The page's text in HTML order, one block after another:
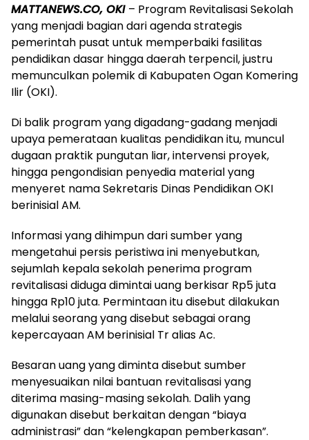
MATTANEWS.CO, OKI – Program Revitalisasi Sekolah
yang menjadi bagian dari agenda strategis
pemerintah pusat untuk memperbaiki fasilitas
pendidikan dasar hingga daerah terpencil, justru
memunculkan polemik di Kabupaten Ogan Komering
Ilir (OKI).
Di balik program yang digadang-gadang menjadi
upaya pemerataan kualitas pendidikan itu, muncul
dugaan praktik pungutan liar, intervensi proyek,
hingga pengondisian penyedia material yang
menyeret nama Sekretaris Dinas Pendidikan OKI
berinisial AM.
Informasi yang dihimpun dari sumber yang
mengetahui persis peristiwa ini menyebutkan,
sejumlah kepala sekolah penerima program
revitalisasi diduga dimintai uang berkisar Rp5 juta
hingga Rp10 juta. Permintaan itu disebut dilakukan
melalui seorang yang disebut sebagai orang
kepercayaan AM berinisial Tr alias Ac.
Besaran uang yang diminta disebut sumber
menyesuaikan nilai bantuan revitalisasi yang
diterima masing-masing sekolah. Dalih yang
digunakan disebut berkaitan dengan “biaya
administrasi” dan “kelengkapan pemberkasan”.